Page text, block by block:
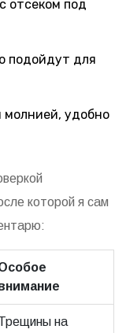
отсеком под
подойдут для
молнией, удобно
которой я сам
на